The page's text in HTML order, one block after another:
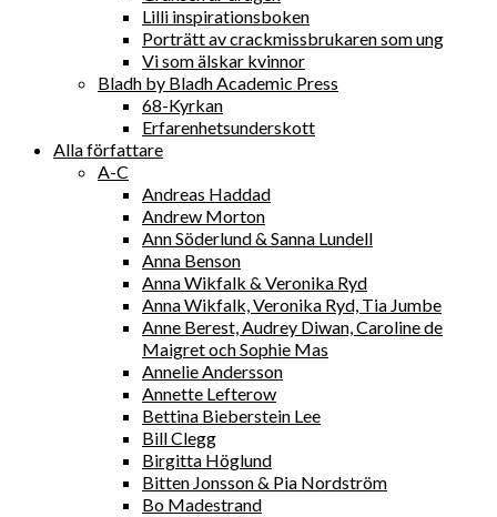
Lilli inspirationsboken
Porträtt av crackmissbrukaren som ung
Vi som älskar kvinnor
Bladh by Bladh Academic Press
68-Kyrkan
Erfarenhetsunderskott
Alla författare
A-C
Andreas Haddad
Andrew Morton
Ann Söderlund & Sanna Lundell
Anna Benson
Anna Wikfalk & Veronika Ryd
Anna Wikfalk, Veronika Ryd, Tia Jumbe
Anne Berest, Audrey Diwan, Caroline de
Maigret och Sophie Mas
Annelie Andersson
Annette Lefterow
Bettina Bieberstein Lee
Bill Clegg
Birgitta Höglund
Bitten Jonsson & Pia Nordström
Bo Madestrand